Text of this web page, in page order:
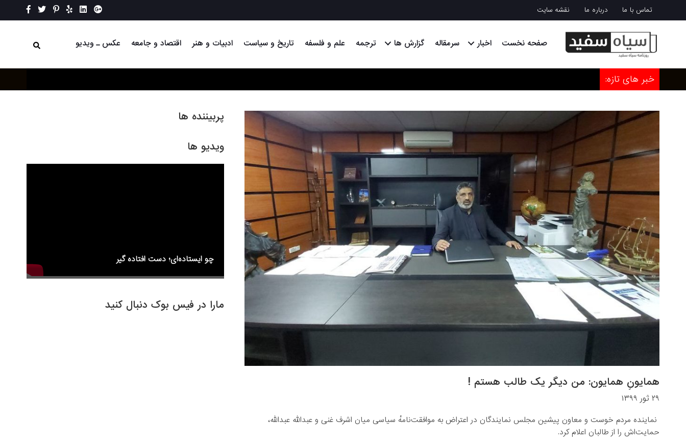
تماس با ما درباره ما نقشه سایت
صفحه نخست اخبار سرمقاله گزارش ها ترجمه علم و فلسفه تاریخ و سیاست ادبیات و هنر اقتصاد و جامعه عکس ـ ویدیو
خبر های تازه:
پربیننده ها
ویدیو ها
چو ایستاده‌ای؛ دست افتاده گیر
مارا در فیس بوک دنبال کنید
همایونِ همایون: من دیگر یک طالب هستم !
۲۹ ثور ۱۳۹۹
نماینده مردم خوست و معاون پیشین مجلس نمایندگان در اعتراض به موافقت‌نامهٔ سیاسی میان اشرف غنی و عبدالله عبدالله،
حمایت‌اش را از طالبان اعلام کرد.